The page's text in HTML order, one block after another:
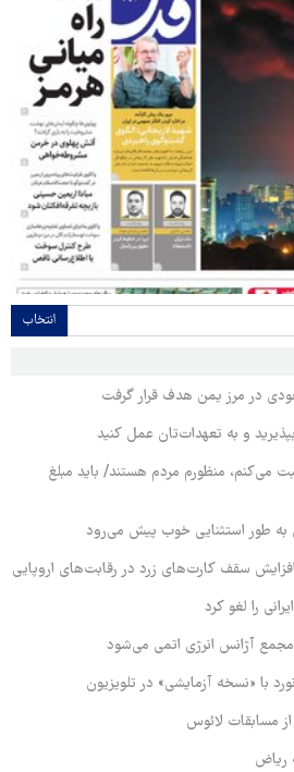
انتخاب
در مرز یمن هدف قرار گرفت
و به تعهدات‌تان عمل کنید
می‌کنم، منظورم مردم هستند/ باید مبلغ
به طور استثنایی خوب پیش می‌رود
افزایش سقف کارت‌های زرد در رقابت‌های اروپایی
را لغو کرد
مجمع آژانس انرژی اتمی می‌شود
با «نسخه آزمایشی» در تلویزیون
مسابقات لائوس
ریاض